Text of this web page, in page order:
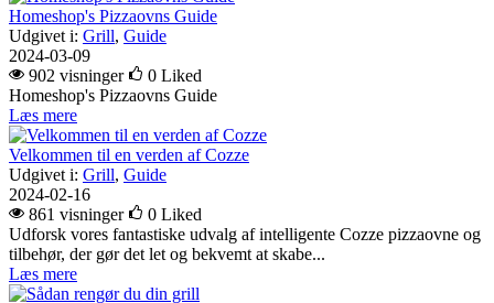
Homeshop's Pizzaovns Guide
Udgivet i: Grill, Guide
2024-03-09
902 visninger
0 Liked
Homeshop's Pizzaovns Guide
Læs mere
Velkommen til en verden af Cozze
Udgivet i: Grill, Guide
2024-02-16
861 visninger
0 Liked
Udforsk vores fantastiske udvalg af intelligente Cozze pizzaovne og
tilbehør, der gør det let og bekvemt at skabe...
Læs mere